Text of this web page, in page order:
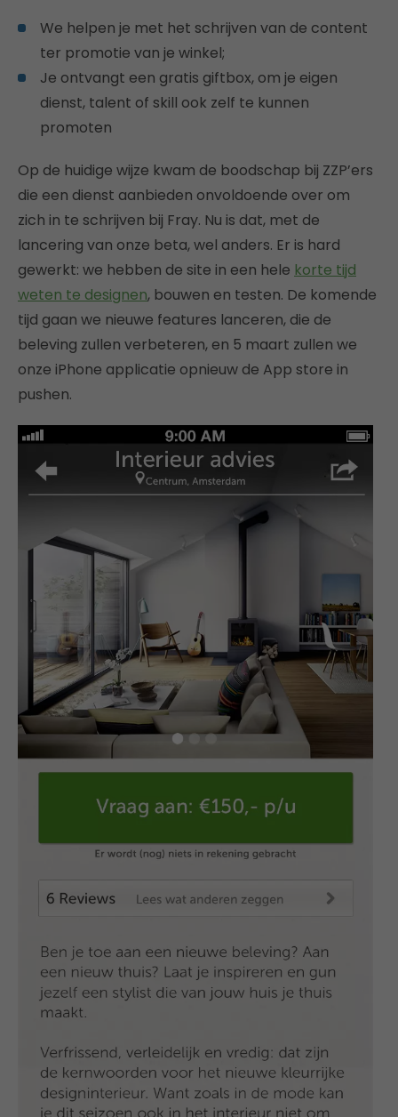
We helpen je met het schrijven van de content
ter promotie van je winkel;
Je ontvangt een gratis giftbox, om je eigen
dienst, talent of skill ook zelf te kunnen
promoten
Op de huidige wijze kwam de boodschap bij ZZP’ers
die een dienst aanbieden onvoldoende over om
zich in te schrijven bij Fray. Nu is dat, met de
lancering van onze beta, wel anders. Er is hard
gewerkt: we hebben de site in een hele korte tijd
weten te designen, bouwen en testen. De komende
tijd gaan we nieuwe features lanceren, die de
beleving zullen verbeteren, en 5 maart zullen we
onze iPhone applicatie opnieuw de App store in
pushen.